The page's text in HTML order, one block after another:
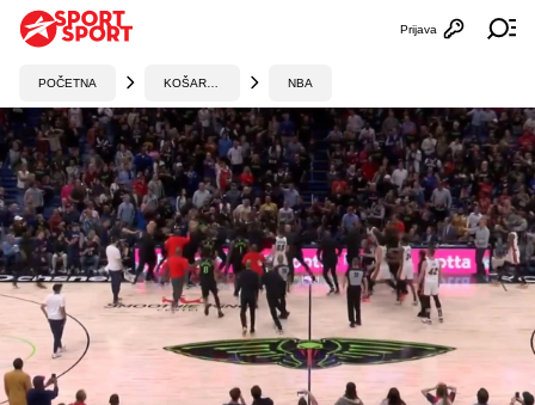
Otvori
Prijava
POČETNA NBA